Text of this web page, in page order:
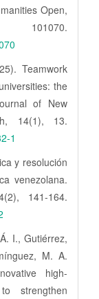
Open,
Teamwork
the
of New
14(1), 13.
1
y resolución
venezolana.
141-164.
I., Gutiérrez,
M. A.
high-
strengthen